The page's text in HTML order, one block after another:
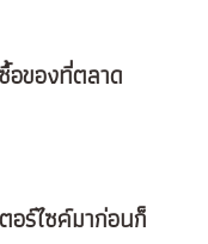
อของที่ตลาด
อร์ไซค์มาก่อนก็